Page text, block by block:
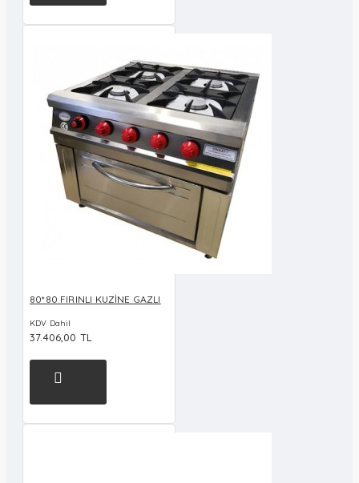
80*80 FIRINLI KUZİNE GAZLI
KDV Dahil
37.406,00 TL